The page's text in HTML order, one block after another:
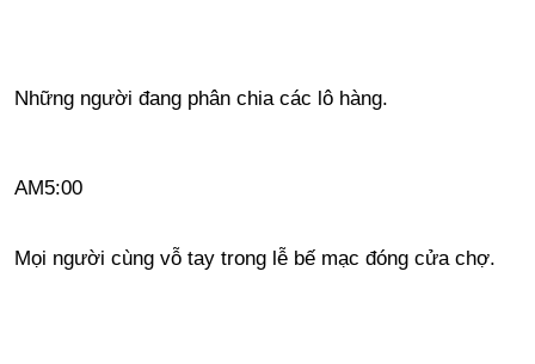
Những người đang phân chia các lô hàng.
AM5:00
Mọi người cùng vỗ tay trong lễ bế mạc đóng cửa chợ.